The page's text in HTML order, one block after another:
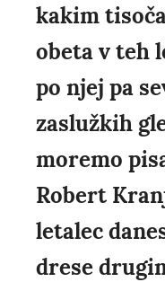
kakim
obeta v teh
po njej pa
zaslužkih
moremo
Robert
letalec
drese